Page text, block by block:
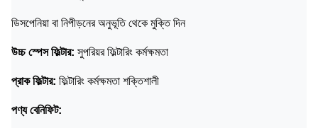
ডিসপেনিয়া বা নিপীড়নের অনুভূতি থেকে মুক্তি দিন
উচ্চ স্পেস ফিল্টার: সুপরিয়র ফিল্টারিং কর্মক্ষমতা
প্রাক ফিল্টার: ফিল্টারিং কর্মক্ষমতা শক্তিশালী
পণ্য বেনিফিট: